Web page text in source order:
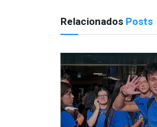
Relacionados Posts